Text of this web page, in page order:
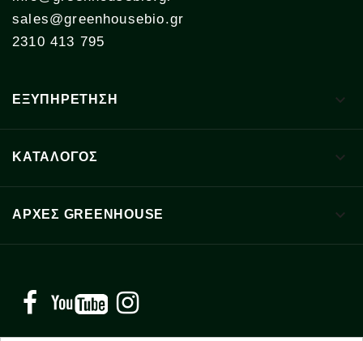
sales@greenhousebio.gr
2310 413 795
ΕΞΥΠΗΡΕΤΗΣΗ 
ΚΑΤΑΛΟΓΟΣ 
ΑΡΧΈΣ GREENHOUSE 
Facebook YouTube